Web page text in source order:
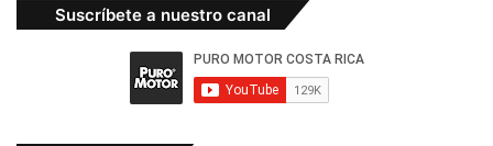
Suscríbete a nuestro canal